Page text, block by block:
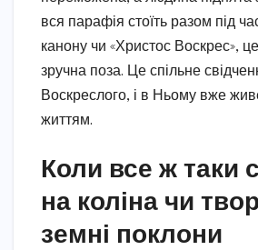
вся парафія стоїть разом під
канону чи «Христос Воскрес»,
зручна поза. Це спільне
Воскреслого, і в Ньому вже
життям.
Коли все ж таки
на коліна чи
земні поклони